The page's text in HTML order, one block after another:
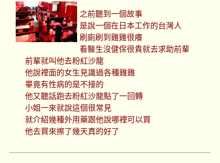
之前聽到一個故事
是說一個在日本工作的台灣人
刷廁刷到雞雞很癢
看醫生沒健保很貴就去求助前輩
前輩就叫他去粉紅沙龍
他說裡面的女生見識過各種雞雞
畢竟有性病的是不接的
他又聽話跑去粉紅沙龍點了一回轉
小姐一來就說這個很常見
就介紹幾種外用藥跟他說哪裡可以買
他去買來擦了幾天真的好了